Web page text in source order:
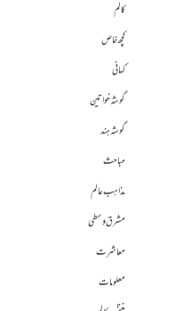
کالم
کچھ خاص
کہانی
گوشہ خواتین
گوشہ ہند
مباحث
مذاہب عالم
مشرق وسطی
معاشرت
معلومات